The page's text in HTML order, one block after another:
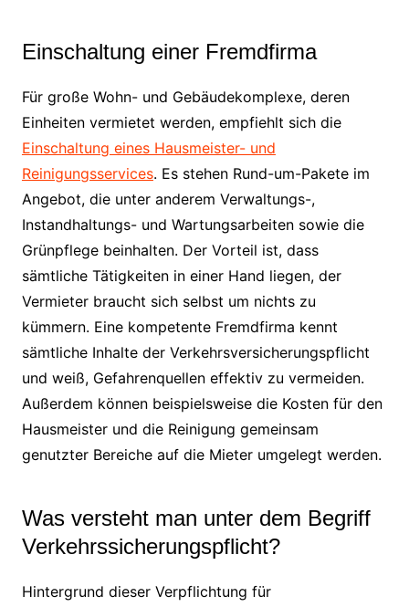
Einschaltung einer Fremdfirma
Für große Wohn- und Gebäudekomplexe, deren
Einheiten vermietet werden, empfiehlt sich die
Einschaltung eines Hausmeister- und
Reinigungsservices. Es stehen Rund-um-Pakete im
Angebot, die unter anderem Verwaltungs-,
Instandhaltungs- und Wartungsarbeiten sowie die
Grünpflege beinhalten. Der Vorteil ist, dass
sämtliche Tätigkeiten in einer Hand liegen, der
Vermieter braucht sich selbst um nichts zu
kümmern. Eine kompetente Fremdfirma kennt
sämtliche Inhalte der Verkehrsversicherungspflicht
und weiß, Gefahrenquellen effektiv zu vermeiden.
Außerdem können beispielsweise die Kosten für den
Hausmeister und die Reinigung gemeinsam
genutzter Bereiche auf die Mieter umgelegt werden.
Was versteht man unter dem Begriff
Verkehrssicherungspflicht?
Hintergrund dieser Verpflichtung für